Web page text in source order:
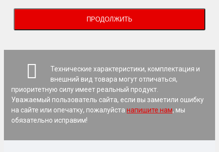
ПРОДОЛЖИТЬ
Технические характеристики, комплектация и
внешний вид товара могут отличаться,
приоритетную силу имеет реальный продукт.
Уважаемый пользователь сайта, если вы заметили ошибку
на сайте или опечатку, пожалуйста напишите нам, мы
обязательно исправим!